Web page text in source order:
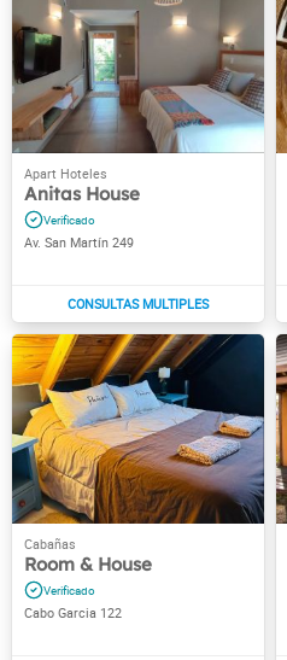
Anitas House
Av. San Martín 249
Room & House
Cabo Garcia 122